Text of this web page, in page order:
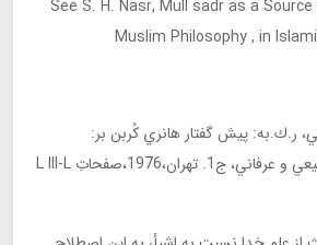
– See S. H. Nasr, Mull sadr as a
Muslim Philosophy , in
ر.ك.به: پيش گفتار هانري كُربن بر:
سبزواري، آثار مابعدالطبيعي و عرفاني، ج1. تهران،1976،صفحاتِ L III-L